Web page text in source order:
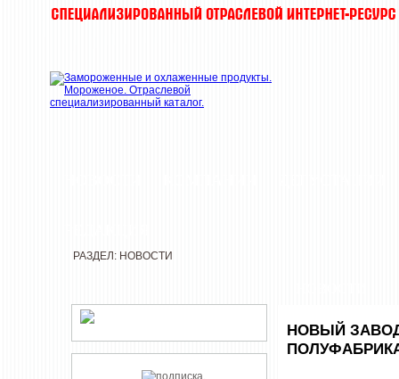
РАЗДЕЛ: НОВОСТИ
НОВЫЙ